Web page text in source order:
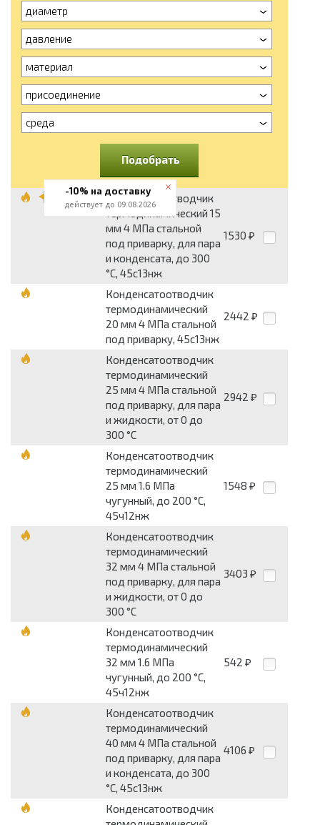
диаметр
давление
материал
присоединение
среда
Подобрать
Конденсатоотводчик
термодинамический 15
мм 4 МПа стальной
под приварку, для пара
и конденсата, до 300
°С, 45с13нж
1530 ₽
Конденсатоотводчик
термодинамический
20 мм 4 МПа стальной
под приварку, 45с13нж
2442 ₽
Конденсатоотводчик
термодинамический
25 мм 4 МПа стальной
под приварку, для пара
и жидкости, от 0 до
300 °С
2942 ₽
Конденсатоотводчик
термодинамический
25 мм 1.6 МПа
чугунный, до 200 °С,
45ч12нж
1548 ₽
Конденсатоотводчик
термодинамический
32 мм 4 МПа стальной
под приварку, для пара
и жидкости, от 0 до
300 °С
3403 ₽
Конденсатоотводчик
термодинамический
32 мм 1.6 МПа
чугунный, до 200 °С,
45ч12нж
542 ₽
Конденсатоотводчик
термодинамический
40 мм 4 МПа стальной
под приварку, для пара
и конденсата, до 300
°С, 45с13нж
4106 ₽
Конденсатоотводчик
-10% на доставку
действует до 09.08.2026